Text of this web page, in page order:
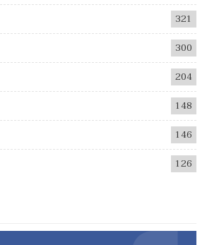
321
300
204
148
146
126